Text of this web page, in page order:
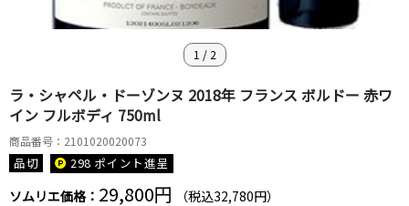
1 / 2
ラ・シャペル・ドーゾンヌ 2018年 フランス ボルドー 赤ワ
イン フルボディ 750ml
商品番号：2101020020073
品切 298 ポイント進呈
ソムリエ価格： 29,800円 （税込32,780円）